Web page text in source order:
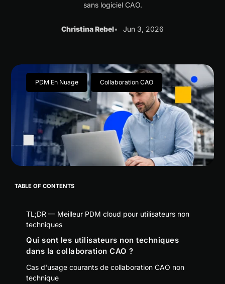
sans logiciel CAO.
Christina Rebel Jun 3, 2026
PDM En Nuage Collaboration CAO
TABLE OF CONTENTS
TL;DR — Meilleur PDM cloud pour utilisateurs non
techniques
Qui sont les utilisateurs non techniques
dans la collaboration CAO ?
Cas d'usage courants de collaboration CAO non
technique